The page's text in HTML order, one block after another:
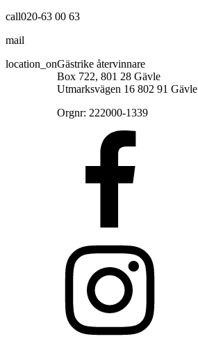
call020-63 00 63
mail
location_onGästrike återvinnare
Box 722, 801 28 Gävle
Utmarksvägen 16 802 91 Gävle
Orgnr: 222000-1339